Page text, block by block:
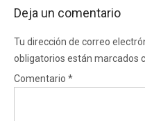
Deja un comentario
Tu dirección de correo
obligatorios están marcados
Comentario *